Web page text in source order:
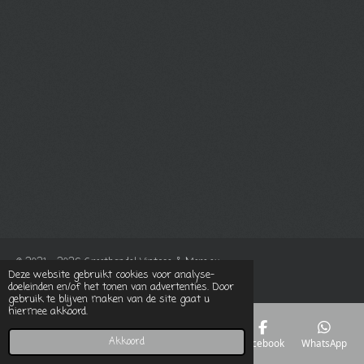
Deze website gebruikt cookies voor analyse-
doeleinden en/of het tonen van advertenties. Door
gebruik te blijven maken van de site gaat u
hiermee akkoord.
Akkoord
© 2021 - 2026 Groothandel Vintage & More.eu
Powered byJouwWeb
Telefoonnummer Facebook WhatsApp